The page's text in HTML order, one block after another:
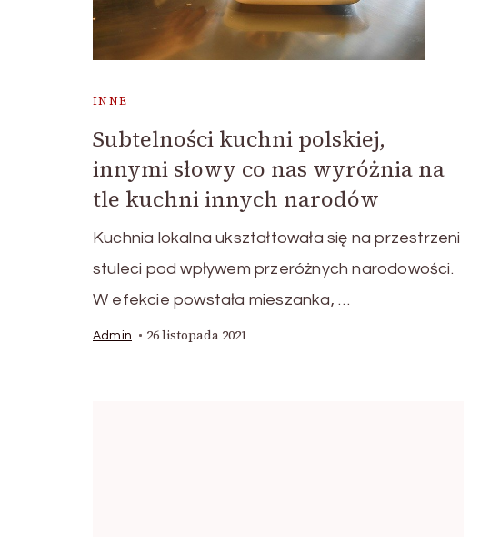
INNE
Subtelności kuchni polskiej,
innymi słowy co nas wyróżnia na
tle kuchni innych narodów
Kuchnia lokalna ukształtowała się na przestrzeni
stuleci pod wpływem przeróżnych narodowości.
W efekcie powstała mieszanka, …
Admin 26 listopada 2021